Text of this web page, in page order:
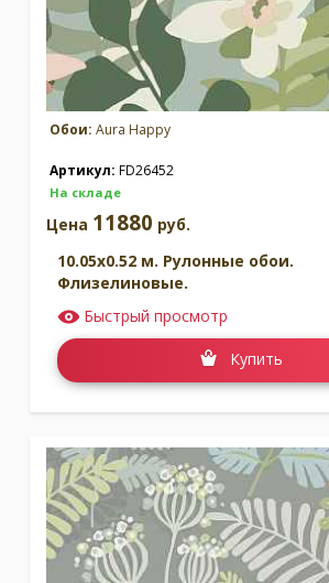
Обои: Aura Happy
Артикул: FD26452
На складе
Цена 11880 руб.
10.05x0.52 м. Рулонные обои.
Флизелиновые.
Быстрый просмотр
Купить